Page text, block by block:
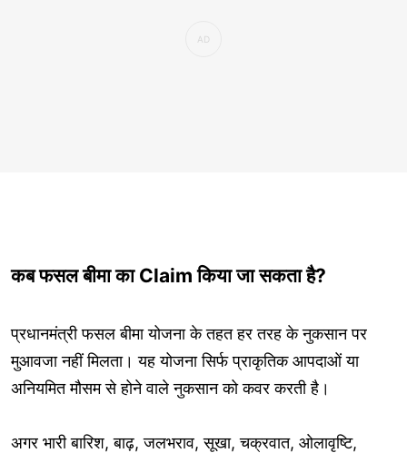
कब फसल बीमा का Claim किया जा सकता है?
प्रधानमंत्री फसल बीमा योजना के तहत हर तरह के नुकसान पर
मुआवजा नहीं मिलता। यह योजना सिर्फ प्राकृतिक आपदाओं या
अनियमित मौसम से होने वाले नुकसान को कवर करती है।
अगर भारी बारिश, बाढ़, जलभराव, सूखा, चक्रवात, ओलावृष्टि,